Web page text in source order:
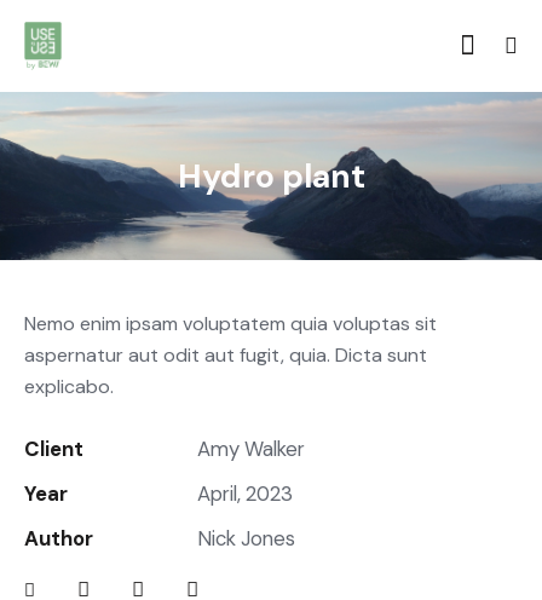
Hydro plant
Nemo enim ipsam voluptatem quia voluptas sit
aspernatur aut odit aut fugit, quia. Dicta sunt
explicabo.
Client
Amy Walker
Year
April, 2023
Author
Nick Jones